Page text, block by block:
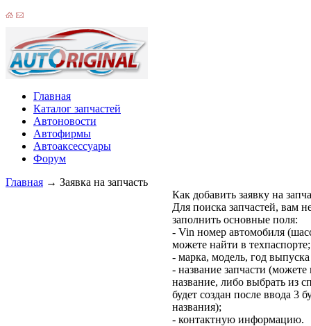
Главная
Каталог запчастей
Автоновости
Автофирмы
Автоаксессуары
Форум
Главная → Заявка на запчасть
Как добавить заявку на
Для поиска запчастей, вам
заполнить основные поля:
- Vin номер автомобиля
можете найти в техпаспорте;
- марка, модель, год
- название запчасти (можете
название, либо выбрать из
будет создан после ввода 3
названия);
- контактную информацию.